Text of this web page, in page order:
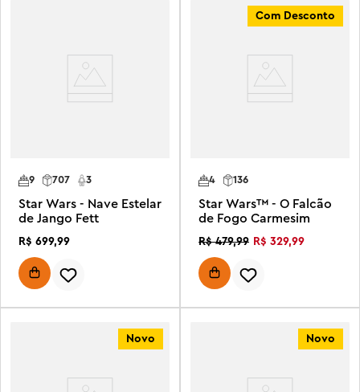
3
707
9
Star Wars - Nave Estelar
de Jango Fett
R$ 699,99
Com Desconto
136
4
Star Wars™ - O Falcão
de Fogo Carmesim
R$ 479,99 R$ 329,99
Novo Novo